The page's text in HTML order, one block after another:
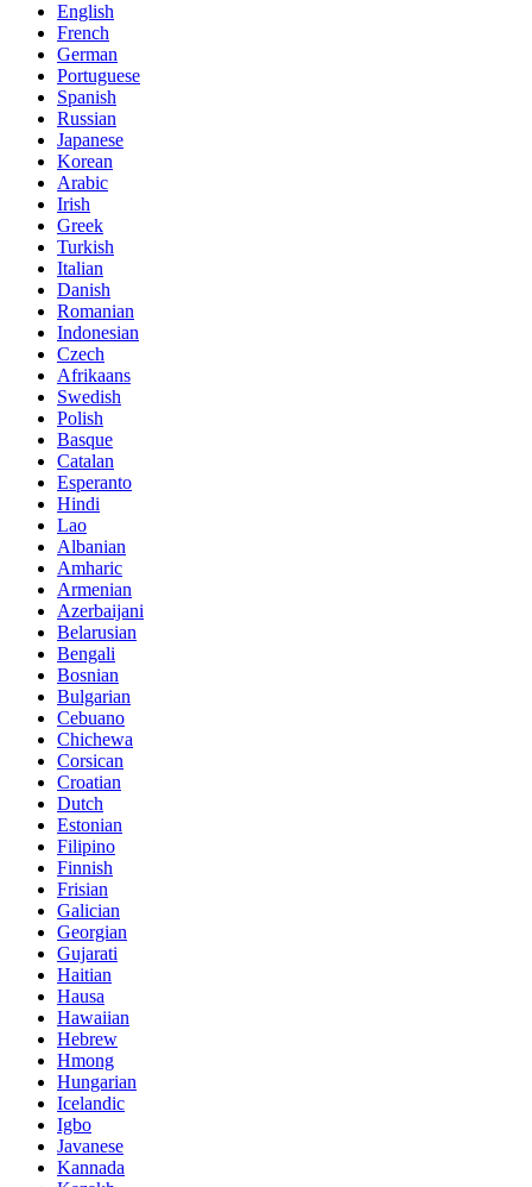
English
French
German
Portuguese
Spanish
Russian
Japanese
Korean
Arabic
Irish
Greek
Turkish
Italian
Danish
Romanian
Indonesian
Czech
Afrikaans
Swedish
Polish
Basque
Catalan
Esperanto
Hindi
Lao
Albanian
Amharic
Armenian
Azerbaijani
Belarusian
Bengali
Bosnian
Bulgarian
Cebuano
Chichewa
Corsican
Croatian
Dutch
Estonian
Filipino
Finnish
Frisian
Galician
Georgian
Gujarati
Haitian
Hausa
Hawaiian
Hebrew
Hmong
Hungarian
Icelandic
Igbo
Javanese
Kannada